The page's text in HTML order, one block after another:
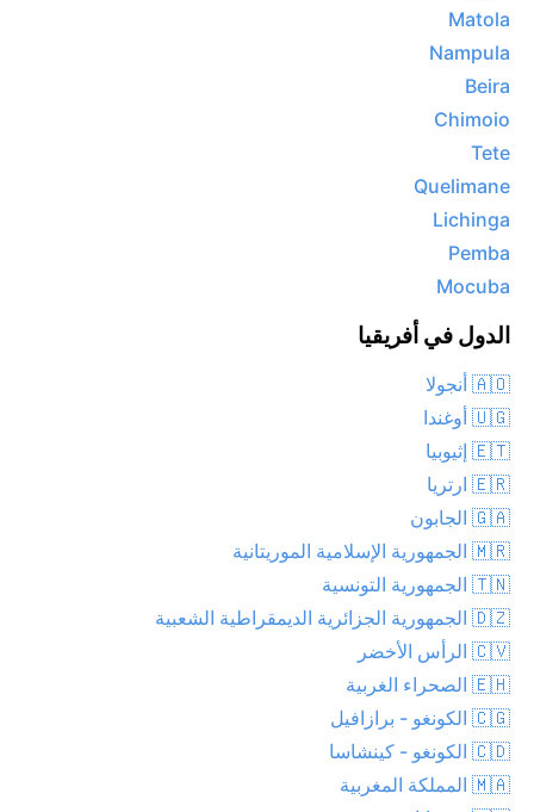
Matola
Nampula
Beira
Chimoio
Tete
Quelimane
Lichinga
Pemba
Mocuba
الدول في أفريقيا
🇦🇴 أنجولا
🇺🇬 أوغندا
🇪🇹 إثيوبيا
🇪🇷 ارتريا
🇬🇦 الجابون
🇲🇷 الجمهورية الإسلامية الموريتانية
🇹🇳 الجمهورية التونسية
🇩🇿 الجمهورية الجزائرية الديمقراطية الشعبية
🇨🇻 الرأس الأخضر
🇪🇭 الصحراء الغربية
🇨🇬 الكونغو - برازافيل
🇨🇩 الكونغو - كينشاسا
🇲🇦 المملكة المغربية